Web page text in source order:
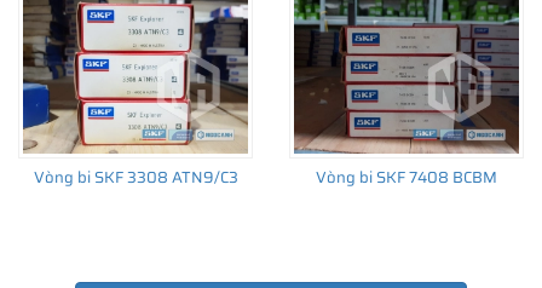
Vòng bi SKF 3308 ATN9/C3 Vòng bi SKF 7408 BCBM